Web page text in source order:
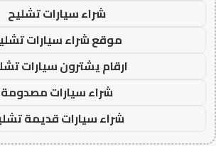
شراء سيارات تشليح
موقع شراء سيارات
ارقام يشترون سيارات
شراء سيارات مصدومة
شراء سيارات قديمة